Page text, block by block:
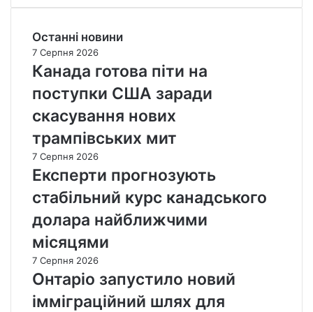
Останні новини
7 Серпня 2026
Канада готова піти на
поступки США заради
скасування нових
трампівських мит
7 Серпня 2026
Експерти прогнозують
стабільний курс канадського
долара найближчими
місяцями
7 Серпня 2026
Онтаріо запустило новий
імміграційний шлях для